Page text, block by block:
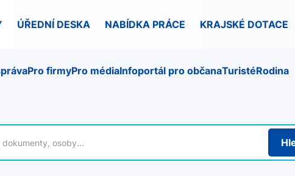
ÚŘEDNÍ DESKA NABÍDKA PRÁCE KRAJSKÉ DOTACE
Pro firmyPro médiaInfoportál pro občanaTuristéRodina